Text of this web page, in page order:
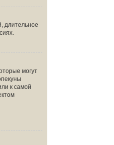
длительное
могут
к самой